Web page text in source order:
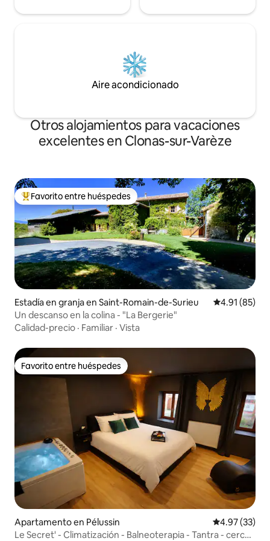
Aire acondicionado
Otros alojamientos para vacaciones
excelentes en Clonas-sur-Varèze
Favorito entre huéspedes preferido
Favorito entre huéspedes
Estadía en granja en Saint-Romain-de-Surieu Calificación
4.91 (85)
Un descanso en la colina - "La Bergerie"
Calidad-precio · Familiar · Vista
Favorito entre huéspedes
Favorito entre huéspedes
Apartamento en Pélussin Calificación
4.97 (33)
Le Secret' - Climatización - Balneoterapia - Tantra - cerca